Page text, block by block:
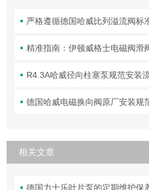
精准指南：伊顿威格士电磁阀滑
R4.3A哈威径向柱塞泵规范安装
德国哈威电磁换向阀原厂安装规
相关文章
德国力士乐叶片泵的定期维护保